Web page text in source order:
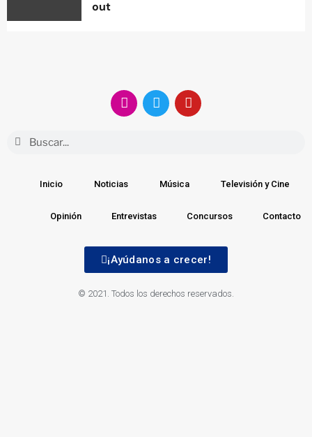
out
Inicio Noticias Música Televisión y Cine
Opinión Entrevistas Concursos Contacto
¡Ayúdanos a crecer!
© 2021. Todos los derechos reservados.